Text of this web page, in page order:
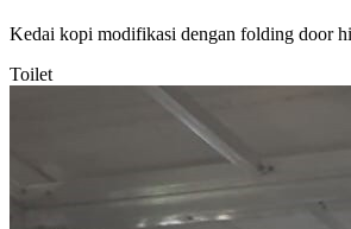
Kedai kopi modifikasi dengan folding door
Toilet